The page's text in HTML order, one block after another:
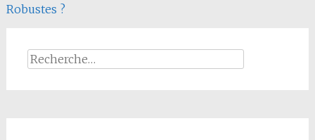
Robustes ?
Rechercher :